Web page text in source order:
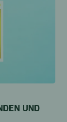
UND